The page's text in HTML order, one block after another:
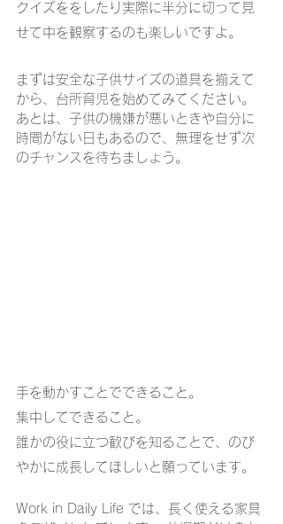
クイズををしたり実際に半分に切って見
せて中を観察するのも楽しいですよ。
まずは安全な子供サイズの道具を揃えて
から、台所育児を始めてみてください。
あとは、子供の機嫌が悪いときや自分に
時間がない日もあるので、無理をせず次
のチャンスを待ちましょう。
手を動かすことでできること。
集中してできること。
誰かの役に立つ歓びを知ることで、のび
やかに成長してほしいと願っています。
Work in Daily Life では、長く使える家具